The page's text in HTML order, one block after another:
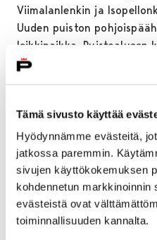
Tämä sivusto käyttää
Hyödynnämme evästeitä,
jatkossa paremmin.
sivujen käyttökokemuksen
kohdennetun markkinoinnin
evästeistä ovat
toiminnallisuuden kannalta.
Viimalanlenkin ja
Uuden puiston
leikkipaikka. Puistoalueen
petankkikenttä ja
sekä hulevesien
hulevesipainanne puineen
alueelle tulee
erilaisia havu- ja
– Vainiolehdonpuisto
omakotitaloalueen